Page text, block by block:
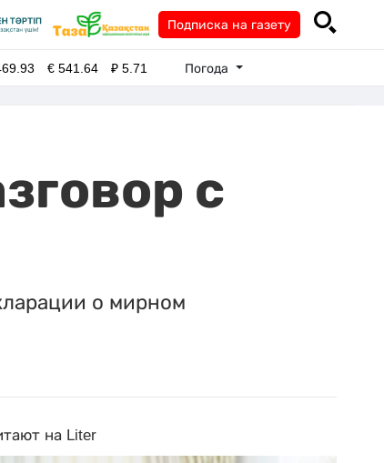
Подписка на газету
€541.64 ₽5.71 Погода
с
о мирном
на Liter